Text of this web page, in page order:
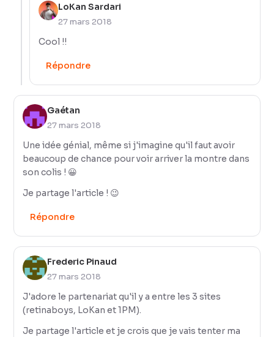
LoKan Sardari
27 mars 2018
Cool !!
Répondre
Gaétan
27 mars 2018
Une idée génial, même si j'imagine qu'il faut avoir
beaucoup de chance pour voir arriver la montre dans
son colis ! 😀
Je partage l'article ! 😉
Répondre
Frederic Pinaud
27 mars 2018
J'adore le partenariat qu'il y a entre les 3 sites
(retinaboys, LoKan et 1PM).
Je partage l'article et je crois que je vais tenter ma